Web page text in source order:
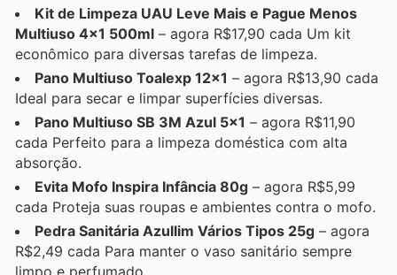
Kit de Limpeza UAU Leve Mais e Pague Menos
Multiuso 4x1 500ml – agora R$17,90 cada Um kit
econômico para diversas tarefas de limpeza.
Pano Multiuso Toalexp 12x1 – agora R$13,90 cada
Ideal para secar e limpar superfícies diversas.
Pano Multiuso SB 3M Azul 5x1 – agora R$11,90
cada Perfeito para a limpeza doméstica com alta
absorção.
Evita Mofo Inspira Infância 80g – agora R$5,99
cada Proteja suas roupas e ambientes contra o mofo.
Pedra Sanitária Azullim Vários Tipos 25g – agora
R$2,49 cada Para manter o vaso sanitário sempre